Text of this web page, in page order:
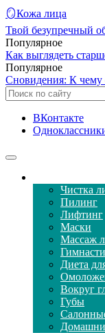
🪞Кожа лица
Твой безупречный
Популярное
Как выглядеть
Популярное
Сновидения: К чему
ВКонтакте
Чистка
Пилинг
Лифтинг
Маски
Массаж
Диета
Вокруг
Губы